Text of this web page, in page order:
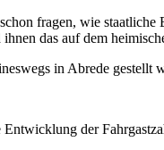
fragen, wie staatliche
das auf dem
in Abrede gestellt
der